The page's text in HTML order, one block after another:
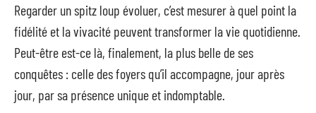
Regarder un spitz loup évoluer, c’est mesurer à quel point la
fidélité et la vivacité peuvent transformer la vie quotidienne.
Peut-être est-ce là, finalement, la plus belle de ses
conquêtes : celle des foyers qu’il accompagne, jour après
jour, par sa présence unique et indomptable.